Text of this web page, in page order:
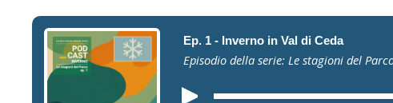
Ep. 1 - Inverno in Val di Ceda
Episodio della serie: Le stagioni del